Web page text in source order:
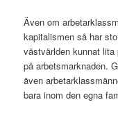
Även om
kapitalismen så har
västvärlden kunnat
på arbetsmarknaden.
även
bara inom den egna